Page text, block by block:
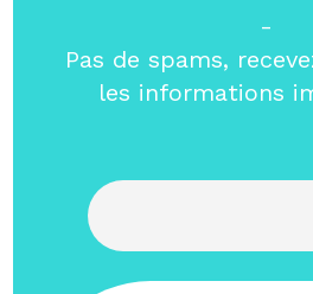
-
Pas de spams,
les informations